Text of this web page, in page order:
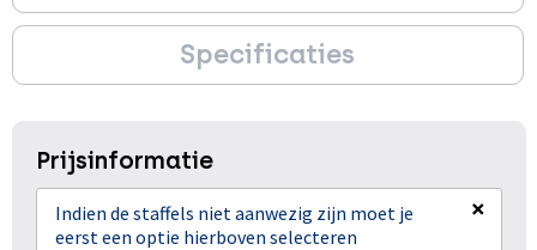
Specificaties
Prijsinformatie
Indien de staffels niet aanwezig zijn moet je
eerst een optie hierboven selecteren
×